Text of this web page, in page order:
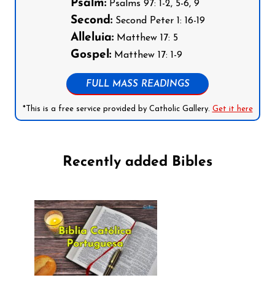
Psalm:Psalms 97: 1-2, 5-6, 9
Second:Second Peter 1: 16-19
Alleluia:Matthew 17: 5
Gospel:Matthew 17: 1-9
FULL MASS READINGS
*This is a free service provided by Catholic Gallery. Get it here
Recently added Bibles